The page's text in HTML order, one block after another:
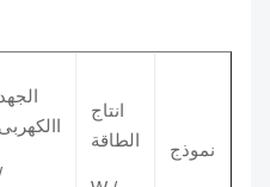
نموذج
الطاقة
الجهد
االكهربى